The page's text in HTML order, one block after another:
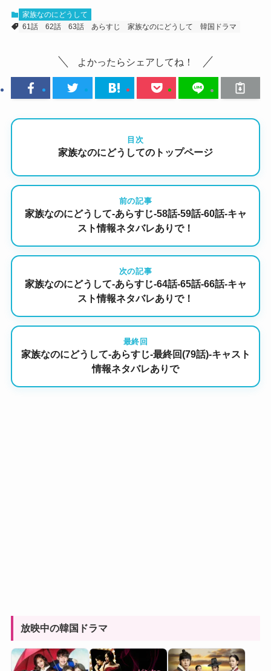
家族なのにどうして
61話
62話 63話 あらすじ 家族なのにどうして 韓国ドラマ
よかったらシェアしてね！
目次
家族なのにどうしてのトップページ
前の記事
家族なのにどうして-あらすじ-58話-59話-60話-キャ
スト情報ネタバレありで！
次の記事
家族なのにどうして-あらすじ-64話-65話-66話-キャ
スト情報ネタバレありで！
最終回
家族なのにどうして-あらすじ-最終回(79話)-キャスト
情報ネタバレありで
放映中の韓国ドラマ